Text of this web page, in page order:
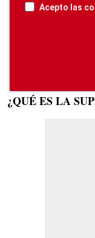
Acepto las
¿QUÉ ES LA